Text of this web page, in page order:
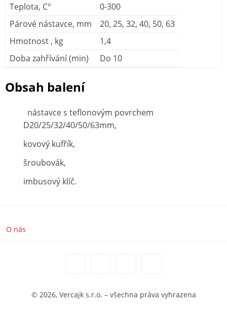
Teplota, C°
0-300
Párové nástavce, mm
20, 25, 32, 40, 50, 63
Hmotnost , kg
1,4
Doba zahřívání (min)
Do 10
Obsah balení
nástavce s teflonovým povrchem
D20/25/32/40/50/63mm,
kovový kufřík,
šroubovák,
imbusový klíč.
O nás
© 2026, Vercajk s.r.o. – všechna práva vyhrazena